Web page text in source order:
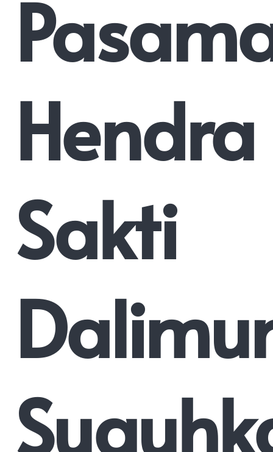
Hendra
Sakti